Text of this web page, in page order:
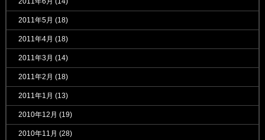
2011年5月 (18)
2011年4月 (18)
2011年3月 (14)
2011年2月 (18)
2011年1月 (13)
2010年12月 (19)
2010年11月 (28)